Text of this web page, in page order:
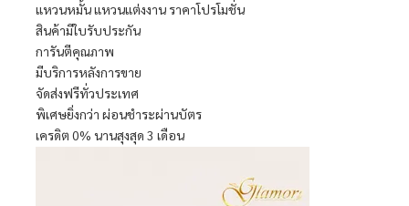
แหวนหมั้น แหวนแต่งงาน ราคาโปรโมชั่น
สินค้ามีใบรับประกัน
การันตีคุณภาพ
มีบริการหลังการขาย
จัดส่งฟรีทั่วประเทศ
พิเศษยิ่งกว่า ผ่อนชำระผ่านบัตร
เครดิต 0% นานสุงสุด 3 เดือน